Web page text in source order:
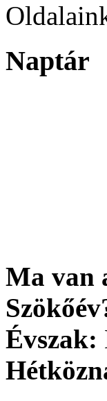
Naptár
Ma van
Évszak: